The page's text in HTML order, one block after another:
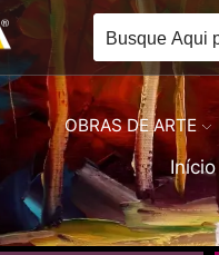
OBRAS DE ARTE
Início